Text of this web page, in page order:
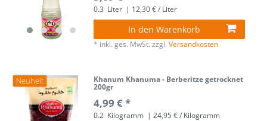
0.3 Liter | 12,30 € / Liter
In den Warenkorb
* inkl. ges. MwSt. zzgl.Versandkosten
Neuheit Khanum Khanuma - Berberitze getrocknet
200gr
4,99 € *
0.2 Kilogramm | 24,95 € / Kilogramm